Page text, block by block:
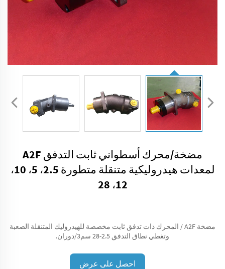
مضخة/محرك أسطواني ثابت التدفق A2F
لمعدات هيدروليكية متنقلة متطورة 2.5، 5، 10،
12، 28
مضخة A2F / المحرك ذات تدفق ثابت مخصصة للهيدروليك المتنقلة الصعبة
وتغطي نطاق التدفق 2.5-28 سم3/دوران.
احصل على عرض